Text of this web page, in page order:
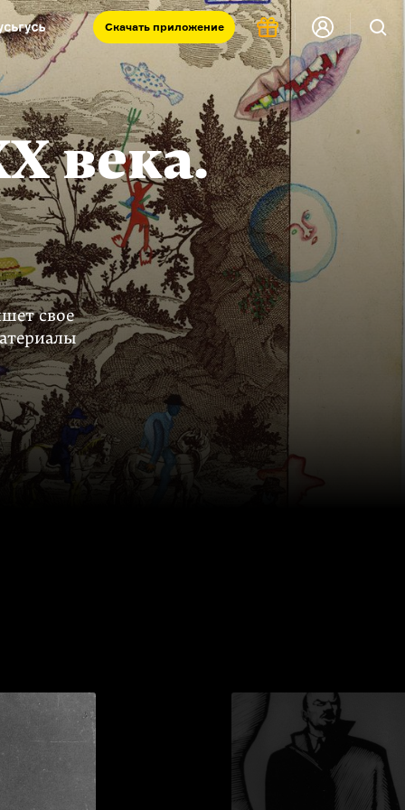
Скачать приложение
Запад и Восток: история культур
такое античность
комната
века.
свое